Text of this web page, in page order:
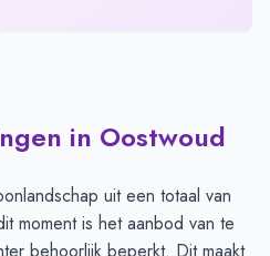
in Oostwoud
uit een totaal van
moment is het aanbod van te